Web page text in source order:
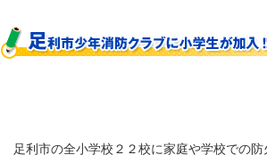
足利市の全小学校２２校に家庭や学校での